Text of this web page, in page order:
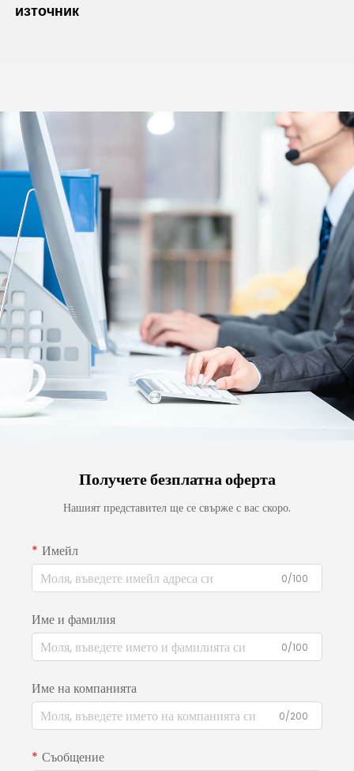
източник
Получете безплатна оферта
Нашият представител ще се свърже с вас скоро.
Имейл
0/100
Име и фамилия
0/100
Име на компанията
0/200
Съобщение